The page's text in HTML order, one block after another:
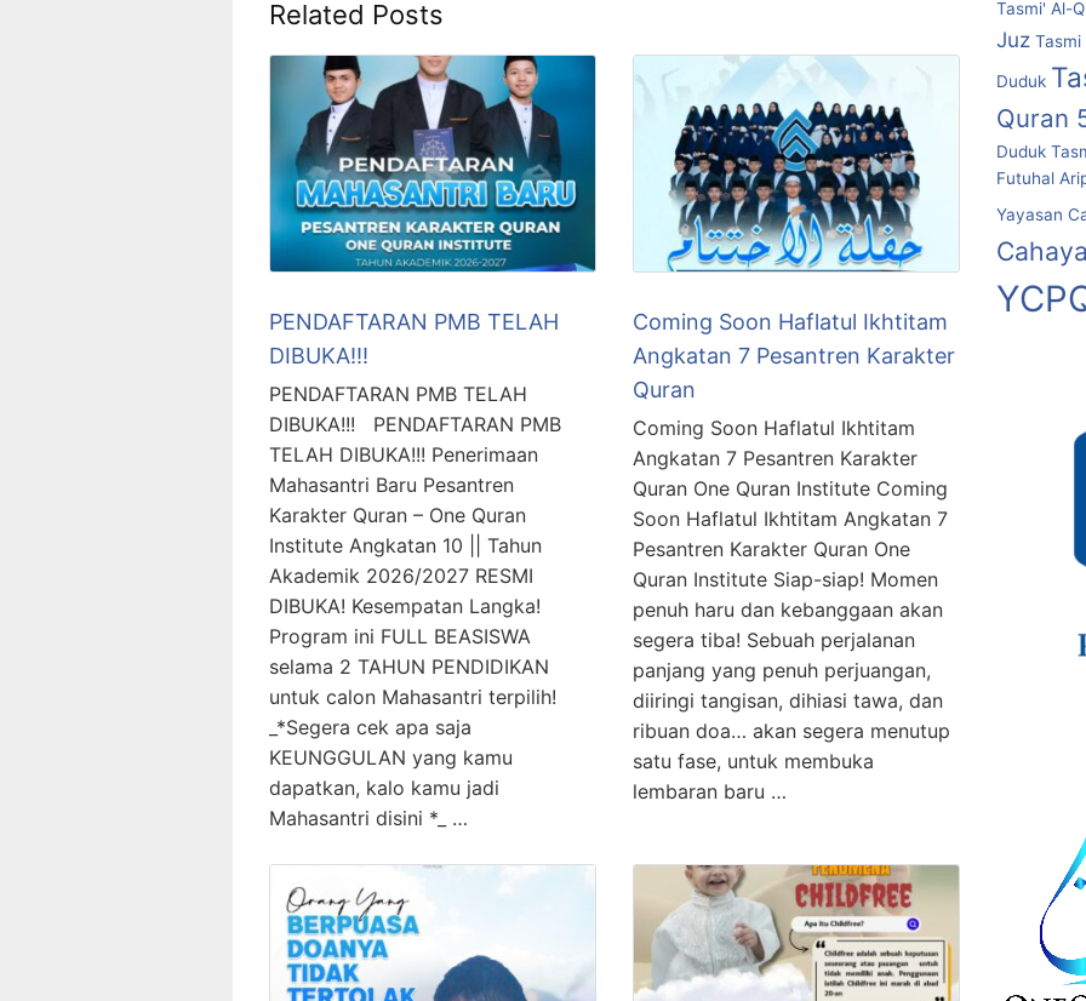
Related Posts
PENDAFTARAN PMB TELAH
DIBUKA!!!
PENDAFTARAN PMB TELAH
DIBUKA!!! PENDAFTARAN PMB
TELAH DIBUKA!!! Penerimaan
Mahasantri Baru Pesantren
Karakter Quran – One Quran
Institute Angkatan 10 || Tahun
Akademik 2026/2027 RESMI
DIBUKA! Kesempatan Langka!
Program ini FULL BEASISWA
selama 2 TAHUN PENDIDIKAN
untuk calon Mahasantri terpilih!
_*Segera cek apa saja
KEUNGGULAN yang kamu
dapatkan, kalo kamu jadi
Mahasantri disini *_ …
Coming Soon Haflatul Ikhtitam
Angkatan 7 Pesantren Karakter
Quran
Coming Soon Haflatul Ikhtitam
Angkatan 7 Pesantren Karakter
Quran One Quran Institute Coming
Soon Haflatul Ikhtitam Angkatan 7
Pesantren Karakter Quran One
Quran Institute Siap-siap! Momen
penuh haru dan kebanggaan akan
segera tiba! Sebuah perjalanan
panjang yang penuh perjuangan,
diiringi tangisan, dihiasi tawa, dan
ribuan doa… akan segera menutup
satu fase, untuk membuka
lembaran baru …
Tasmi' Al-
Juz Tasmi
Duduk
Quran
Duduk
Futuhal
Yayasan